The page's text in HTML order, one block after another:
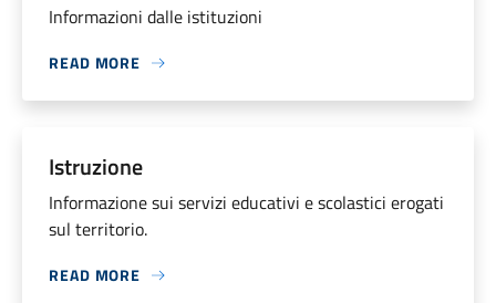
Informazioni dalle istituzioni
READ MORE
Istruzione
Informazione sui servizi educativi e scolastici erogati
sul territorio.
READ MORE